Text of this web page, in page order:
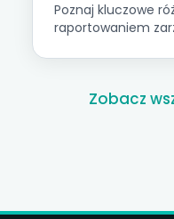
Poznaj kluczowe
raportowaniem
finansowe nie
w polskiej firmie
Zobacz